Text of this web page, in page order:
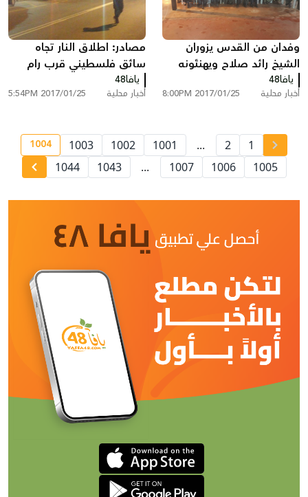
وفدان من القدس يزوران
الشيخ رائد صلاح ويهنئونه
بخروجه من السجن
يافا48
أخبار محلية 2017/01/25 8:00PM
مصادر: اطلاق النار تجاه
سائق فلسطيني قرب رام
الله
يافا48
أخبار محلية 2017/01/25 5:54PM
1
2
...
1001
1002
1003
number1004
1005
1006
1007
...
1043
1044